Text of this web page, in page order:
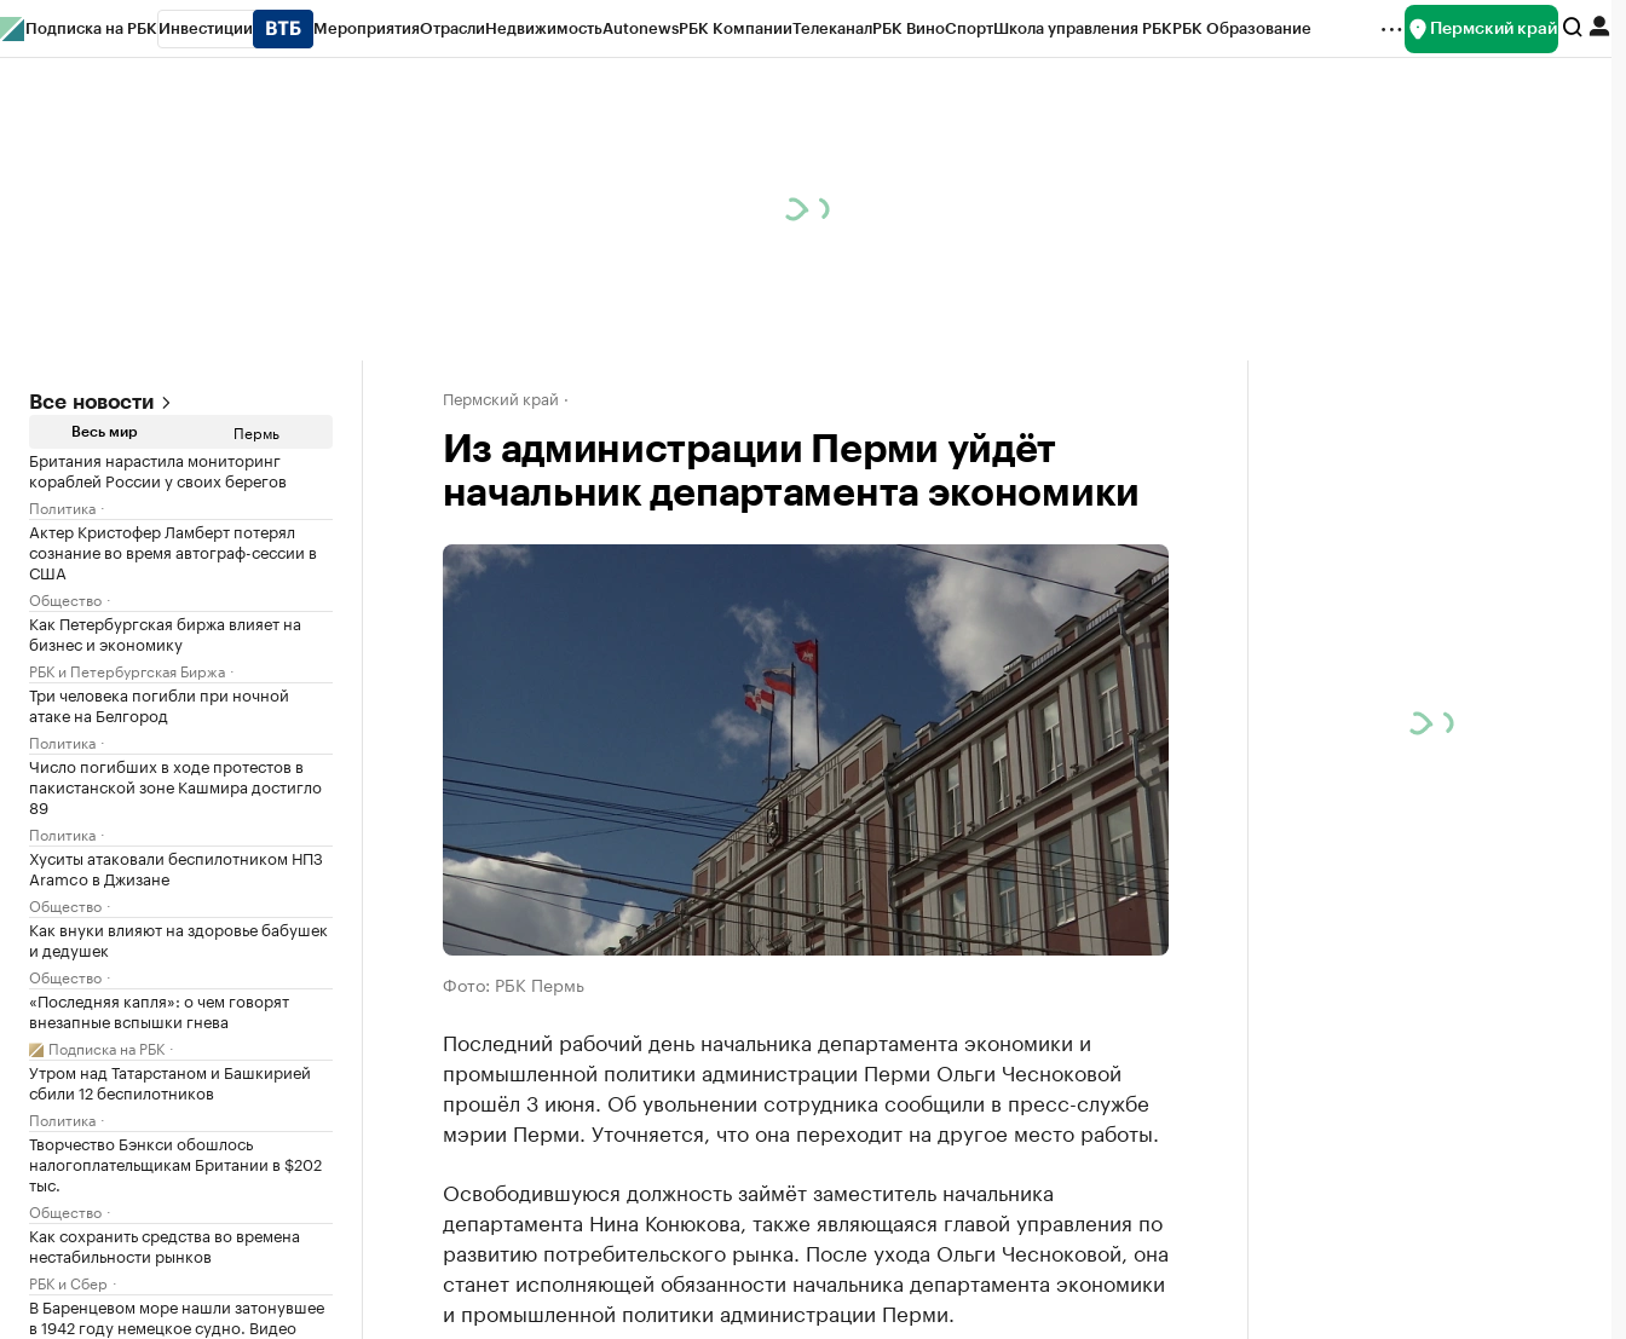
Подписка на РБК Инвестиции МероприятияОтраслиНедвижимостьAutonewsРБК КомпанииТелеканалРБК ВиноСпортШкола управления РБКРБК Образование Пермский край
Все новости
Весь мир Пермь
Британия нарастила мониторинг
кораблей России у своих берегов
Политика
Актер Кристофер Ламберт потерял
сознание во время автограф-сессии в
США
Общество
Как Петербургская биржа влияет на
бизнес и экономику
РБК и Петербургская Биржа
Три человека погибли при ночной
атаке на Белгород
Политика
Число погибших в ходе протестов в
пакистанской зоне Кашмира достигло
89
Политика
Хуситы атаковали беспилотником НПЗ
Aramco в Джизане
Общество
Как внуки влияют на здоровье бабушек
и дедушек
Общество
«Последняя капля»: о чем говорят
внезапные вспышки гнева
Подписка на РБК
Утром над Татарстаном и Башкирией
сбили 12 беспилотников
Политика
Творчество Бэнкси обошлось
налогоплательщикам Британии в $202
тыс.
Общество
Как сохранить средства во времена
нестабильности рынков
РБК и Сбер
В Баренцевом море нашли затонувшее
в 1942 году немецкое судно. Видео
Пермский край
Из администрации Перми уйдёт
начальник департамента экономики
Фото: РБК Пермь
Последний рабочий день начальника департамента экономики и
промышленной политики администрации Перми Ольги Чесноковой
прошёл 3 июня. Об увольнении сотрудника сообщили в пресс-службе
мэрии Перми. Уточняется, что она переходит на другое место работы.
Освободившуюся должность займёт заместитель начальника
департамента Нина Конюкова, также являющаяся главой управления по
развитию потребительского рынка. После ухода Ольги Чесноковой, она
станет исполняющей обязанности начальника департамента экономики
и промышленной политики администрации Перми.